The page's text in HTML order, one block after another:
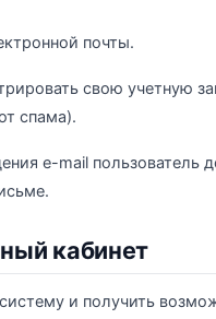
почты.
свою учетную
спама).
e-mail пользователь
кабинет
и получить